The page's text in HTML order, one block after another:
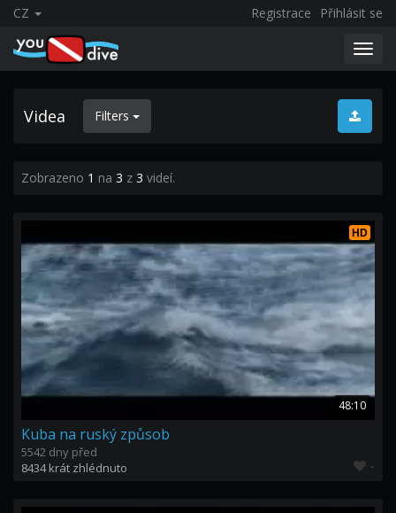
CZ Registrace Přihlásit se
Videa Filters
Zobrazeno 1 na 3 z 3 videí.
HD
48:10
Kuba na ruský způsob
5542 dny před
8434 krát zhlédnuto
-